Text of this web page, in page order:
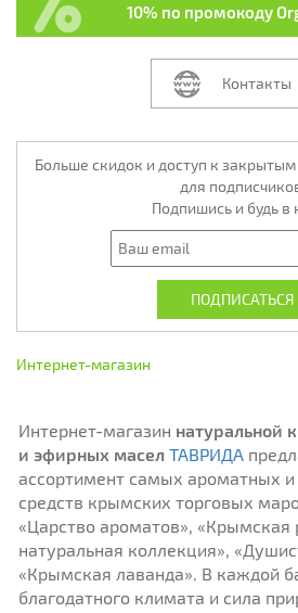
10% по промокоду
Контакты
Больше скидок и доступ к
для
Подпишись и будь в
Интернет-магазин
Интернет-магазин натуральной
и эфирных масел ТАВРИДА
ассортимент самых ароматных и
средств крымских торговых
«Царство ароматов», «Крымская
натуральная коллекция»,
«Крымская лаванда». В каждой
благодатного климата и сила